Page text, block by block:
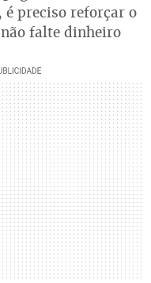
preciso reforçar o
falte dinheiro